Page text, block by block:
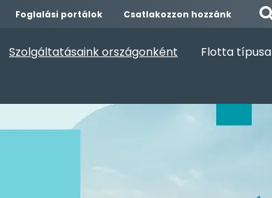
Foglalási portálok Csatlakozzon hozzánk
Szolgáltatásaink országonként Flotta típusa